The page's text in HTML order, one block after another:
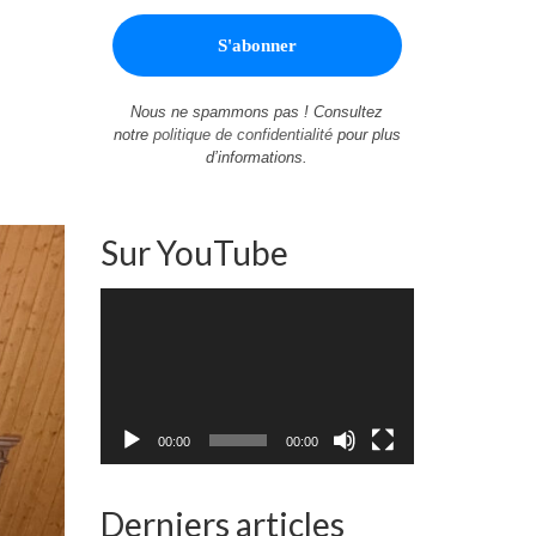
Nous ne spammons pas ! Consultez
notre politique de confidentialitépour plus
d’informations.
Sur YouTube
00:00 00:00
Derniers articles